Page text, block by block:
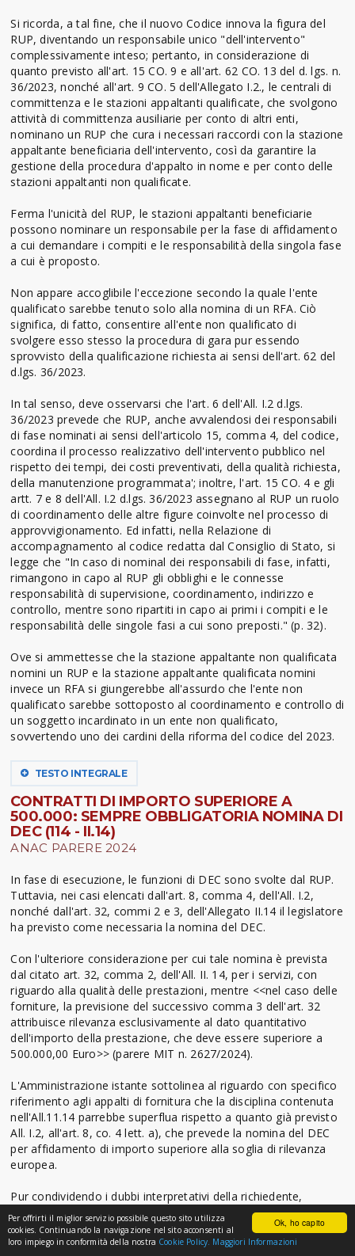
Ok, ho capito
Per offrirti il miglior servizio possibile questo sito utilizza
cookies. Continuando la navigazione nel sito acconsenti al
loro impiego in conformità della nostra Cookie Policy. Maggiori Informazioni
Si ricorda, a tal fine, che il nuovo Codice innova la figura del
RUP, diventando un responsabile unico "dell'intervento"
complessivamente inteso; pertanto, in considerazione di
quanto previsto all'art. 15 CO. 9 e all'art. 62 CO. 13 del d. lgs. n.
36/2023, nonché all'art. 9 CO. 5 dell'Allegato I.2., le centrali di
committenza e le stazioni appaltanti qualificate, che svolgono
attività di committenza ausiliarie per conto di altri enti,
nominano un RUP che cura i necessari raccordi con la stazione
appaltante beneficiaria dell'intervento, così da garantire la
gestione della procedura d'appalto in nome e per conto delle
stazioni appaltanti non qualificate.
Ferma l'unicità del RUP, le stazioni appaltanti beneficiarie
possono nominare un responsabile per la fase di affidamento
a cui demandare i compiti e le responsabilità della singola fase
a cui è proposto.
Non appare accoglibile l'eccezione secondo la quale l'ente
qualificato sarebbe tenuto solo alla nomina di un RFA. Ciò
significa, di fatto, consentire all'ente non qualificato di
svolgere esso stesso la procedura di gara pur essendo
sprovvisto della qualificazione richiesta ai sensi dell'art. 62 del
d.lgs. 36/2023.
In tal senso, deve osservarsi che l'art. 6 dell'All. I.2 d.lgs.
36/2023 prevede che RUP, anche avvalendosi dei responsabili
di fase nominati ai sensi dell'articolo 15, comma 4, del codice,
coordina il processo realizzativo dell'intervento pubblico nel
rispetto dei tempi, dei costi preventivati, della qualità richiesta,
della manutenzione programmata'; inoltre, l'art. 15 CO. 4 e gli
artt. 7 e 8 dell'All. I.2 d.lgs. 36/2023 assegnano al RUP un ruolo
di coordinamento delle altre figure coinvolte nel processo di
approvvigionamento. Ed infatti, nella Relazione di
accompagnamento al codice redatta dal Consiglio di Stato, si
legge che "In caso di nominal dei responsabili di fase, infatti,
rimangono in capo al RUP gli obblighi e le connesse
responsabilità di supervisione, coordinamento, indirizzo e
controllo, mentre sono ripartiti in capo ai primi i compiti e le
responsabilità delle singole fasi a cui sono preposti." (p. 32).
Ove si ammettesse che la stazione appaltante non qualificata
nomini un RUP e la stazione appaltante qualificata nomini
invece un RFA si giungerebbe all'assurdo che l'ente non
qualificato sarebbe sottoposto al coordinamento e controllo di
un soggetto incardinato in un ente non qualificato,
sovvertendo uno dei cardini della riforma del codice del 2023.
TESTO INTEGRALE
CONTRATTI DI IMPORTO SUPERIORE A
500.000: SEMPRE OBBLIGATORIA NOMINA DI
DEC (114 - II.14)
ANAC PARERE 2024
In fase di esecuzione, le funzioni di DEC sono svolte dal RUP.
Tuttavia, nei casi elencati dall'art. 8, comma 4, dell'All. I.2,
nonché dall'art. 32, commi 2 e 3, dell'Allegato II.14 il legislatore
ha previsto come necessaria la nomina del DEC.
Con l'ulteriore considerazione per cui tale nomina è prevista
dal citato art. 32, comma 2, dell'All. II. 14, per i servizi, con
riguardo alla qualità delle prestazioni, mentre <<nel caso delle
forniture, la previsione del successivo comma 3 dell'art. 32
attribuisce rilevanza esclusivamente al dato quantitativo
dell'importo della prestazione, che deve essere superiore a
500.000,00 Euro>> (parere MIT n. 2627/2024).
L'Amministrazione istante sottolinea al riguardo con specifico
riferimento agli appalti di fornitura che la disciplina contenuta
nell'All.11.14 parrebbe superflua rispetto a quanto già previsto
All. I.2, all'art. 8, co. 4 lett. a), che prevede la nomina del DEC
per affidamento di importo superiore alla soglia di rilevanza
europea.
Pur condividendo i dubbi interpretativi della richiedente,
derivanti dalla stratificazione delle disposizioni dedicate alla
nomina del DEC negli appalti di servizi e forniture, si ritiene che
a norma dell'art. 32 dell'All. II.14 del Codice, per i contratti di